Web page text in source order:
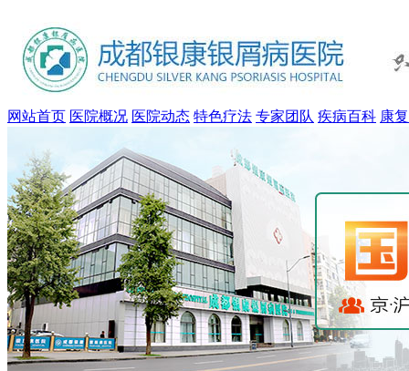
网站首页 医院概况 医院动态 特色疗法 专家团队 疾病百科 康